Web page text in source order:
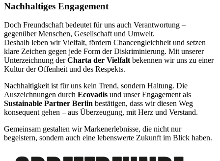
Nachhaltiges Engagement
Doch Freundschaft bedeutet für uns auch Verantwortung –
gegenüber Menschen, Gesellschaft und Umwelt.
Deshalb leben wir Vielfalt, fördern Chancengleichheit und setzen
klare Zeichen gegen jede Form der Diskriminierung. Mit unserer
Unterzeichnung derCharta der Vielfalt bekennen wir uns zu einer
Kultur der Offenheit und des Respekts.
Nachhaltigkeit ist für uns kein Trend, sondern Haltung. Die
Auszeichnungen durch Ecovadis und unser Engagement als
Sustainable Partner Berlin bestätigen, dass wir diesen Weg
konsequent gehen – aus Überzeugung, mit Herz und Verstand.
Gemeinsam gestalten wir Markenerlebnisse, die nicht nur
begeistern, sondern auch eine lebenswerte Zukunft im Blick haben.